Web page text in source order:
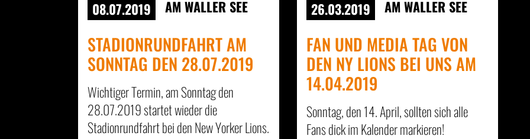
08.07.2019 AM WALLER SEE
STADIONRUNDFAHRT AM
SONNTAG DEN 28.07.2019
Wichtiger Termin, am Sonntag den
28.07.2019 startet wieder die
Stadionrundfahrt bei den New Yorker Lions.
26.03.2019 AM WALLER SEE
FAN UND MEDIA TAG VON
DEN NY LIONS BEI UNS AM
14.04.2019
Sonntag, den 14. April, sollten sich alle
Fans dick im Kalender markieren!